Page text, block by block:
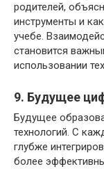
родителей,
инструменты и
учебе.
становится
использовании
9. Будущее
Будущее
технологий. С
глубже
более